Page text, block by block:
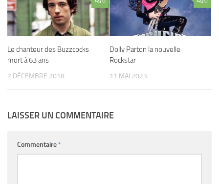
Le chanteur des Buzzcocks
mort à 63 ans
7 DÉCEMBRE 2018
Dolly Parton la nouvelle
Rockstar
11 MAI 2023
LAISSER UN COMMENTAIRE
Commentaire*